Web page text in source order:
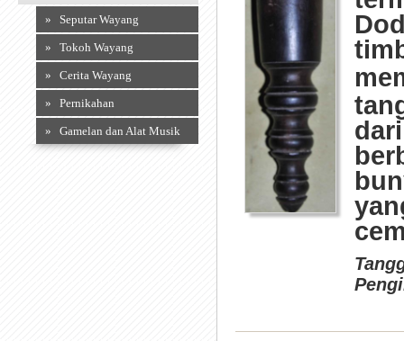
» Seputar Wayang
» Tokoh Wayang
» Cerita Wayang
» Pernikahan
» Gamelan dan Alat Musik